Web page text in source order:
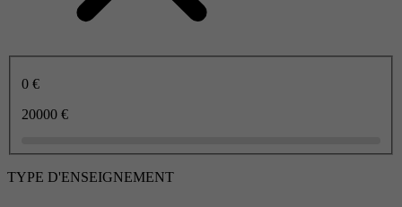
0 €
20000 €
TYPE D'ENSEIGNEMENT